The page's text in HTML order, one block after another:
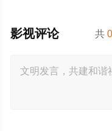
共0
影视评论